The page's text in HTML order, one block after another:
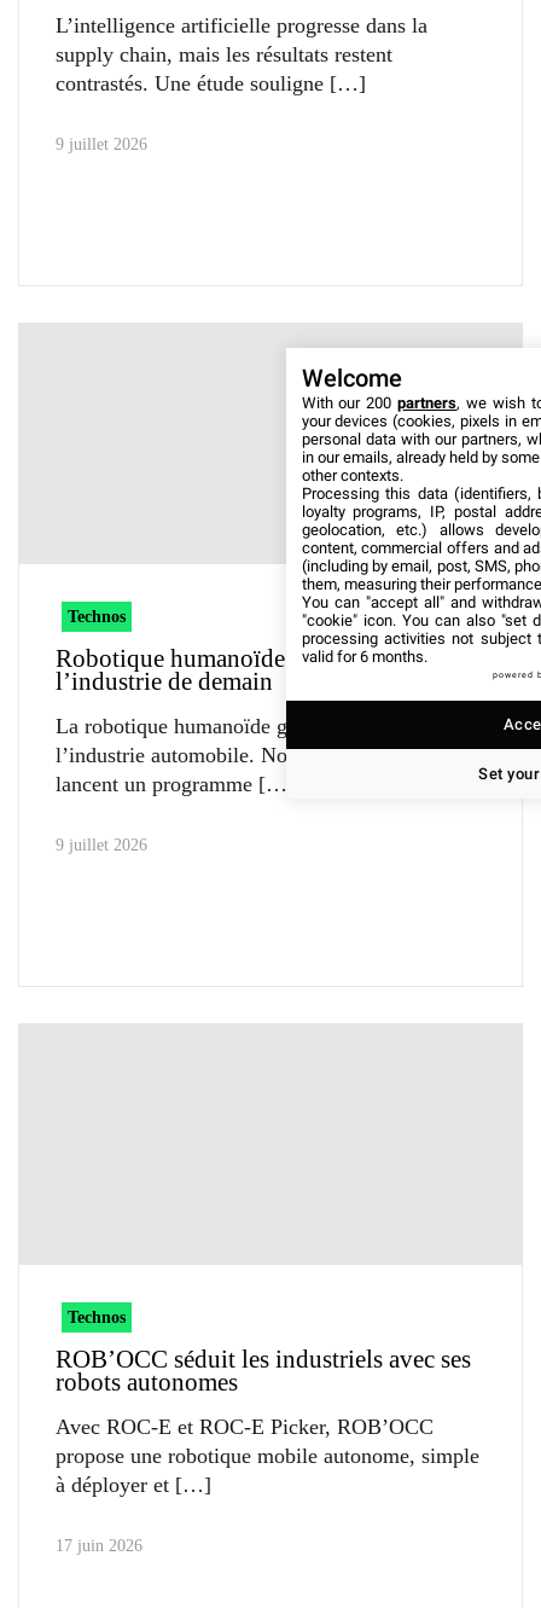
L’intelligence artificielle progresse dans la
supply chain, mais les résultats restent
contrastés. Une étude souligne
9 juillet 2026
Technos
Robotique humanoïde : Novares prépare
l’industrie de demain
La robotique humanoïde gagne du terrain dans
l’industrie automobile. Novares et Innov8
lancent un programme
9 juillet 2026
Technos
ROB’OCC séduit les industriels avec ses
robots autonomes
Avec ROC-E et ROC-E Picker, ROB’OCC
propose une robotique mobile autonome, simple
à déployer et
17 juin 2026
Welcome
With our 200partners, we wish
your devices (cookies, pixels in
personal data with our partners,
in our emails, already held by
other contexts.
Processing this data (identifiers,
loyalty programs, IP, postal
geolocation, etc.) allows
content, commercial offers and
(including by email, post, SMS,
them, measuring their
You can "accept all" and
"cookie" icon. You can also "set
processing activities not subject
valid for 6 months.
powered
Set